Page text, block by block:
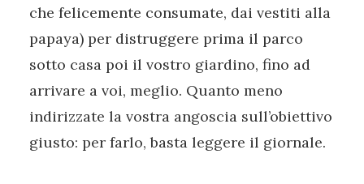
che felicemente consumate, dai vestiti alla
papaya) per distruggere prima il parco
sotto casa poi il vostro giardino, fino ad
arrivare a voi, meglio. Quanto meno
indirizzate la vostra angoscia sull’obiettivo
giusto: per farlo, basta leggere il giornale.